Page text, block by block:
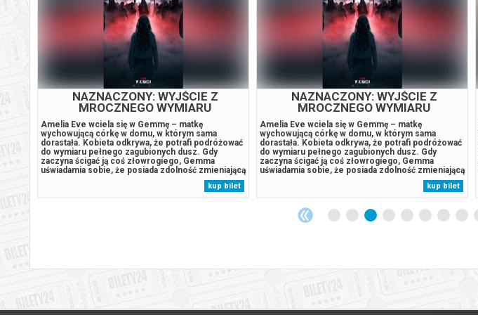
NAZNACZONY: WYJŚCIE Z
MROCZNEGO WYMIARU
Amelia Eve wciela się w Gemmę – matkę
wychowującą córkę w domu, w którym sama
dorastała. Kobieta odkrywa, że potrafi podróżować
do wymiaru pełnego zagubionych dusz. Gdy
zaczyna ścigać ją coś złowrogiego, Gemma
uświadamia sobie, że posiada zdolność zmieniającą
wszystko: nie tylko potrafi wejść do innego
wymiaru, ale także sprowadzać stamtąd byty do
świata rzeczywistego. Kiedy demony odkrywają jej
kup bilet
NAZNACZONY: WYJŚCIE Z
MROCZNEGO WYMIARU
Amelia Eve wciela się w Gemmę – matkę
wychowującą córkę w domu, w którym sama
dorastała. Kobieta odkrywa, że potrafi podróżować
do wymiaru pełnego zagubionych dusz. Gdy
zaczyna ścigać ją coś złowrogiego, Gemma
uświadamia sobie, że posiada zdolność zmieniającą
wszystko: nie tylko potrafi wejść do innego
wymiaru, ale także sprowadzać stamtąd byty do
świata rzeczywistego. Kiedy demony odkrywają jej
kup bilet